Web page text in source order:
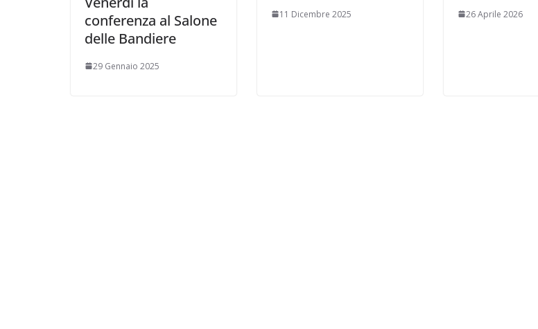
conferenza al Salone
delle Bandiere
29 Gennaio 2025
11 Dicembre 2025 26 Aprile 2026